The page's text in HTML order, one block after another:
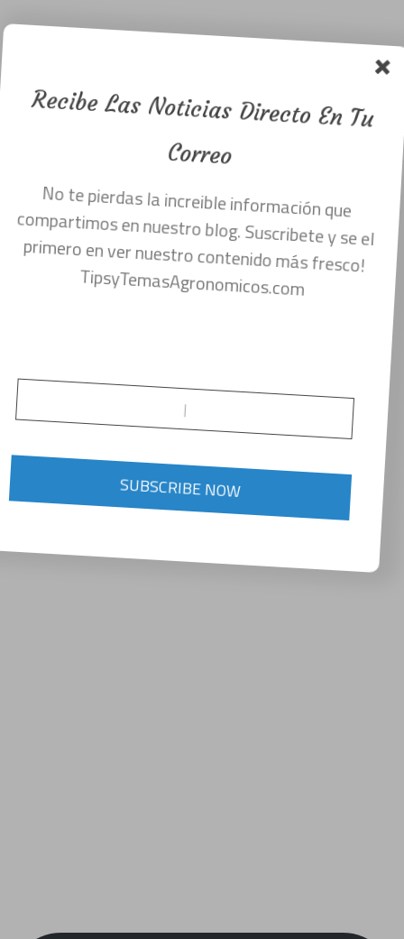
las malezas
cultivos.
mayo 16, 2019
Beneficios o ventajas derivadas de las
malezas:
Recibe Las Noticias Directo En Tu
Correo
No te pierdas la increible información que
compartimos en nuestro blog. Suscribete y se el
primero en ver nuestro contenido más fresco!
TipsyTemasAgronomicos.com
SUBSCRIBE NOW